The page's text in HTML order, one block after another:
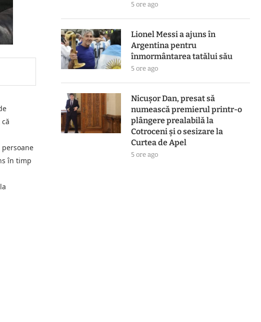
în timp
5 ore ago
Lionel Messi a ajuns în
Argentina pentru
înmormântarea tatălui său
5 ore ago
Nicușor Dan, presat să
numească premierul printr-o
plângere prealabilă la
Cotroceni și o sesizare la
Curtea de Apel
5 ore ago